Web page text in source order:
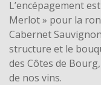
L’encépagement
Merlot » pour la
Cabernet
structure et le
des Côtes de
de nos vins.